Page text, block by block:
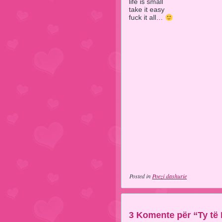
take it easy
fuck it all…
Posted in Poezi dashurie
3 Komente për “Ty të